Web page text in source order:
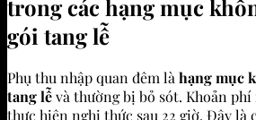
trong các hạng mục
gói tang lễ
Phụ thu nhập quan đêm là hạng mục
tang lễvà thường bị bỏ sót. Khoản
thực hiện nghi thức sau 22 giờ. Đây là